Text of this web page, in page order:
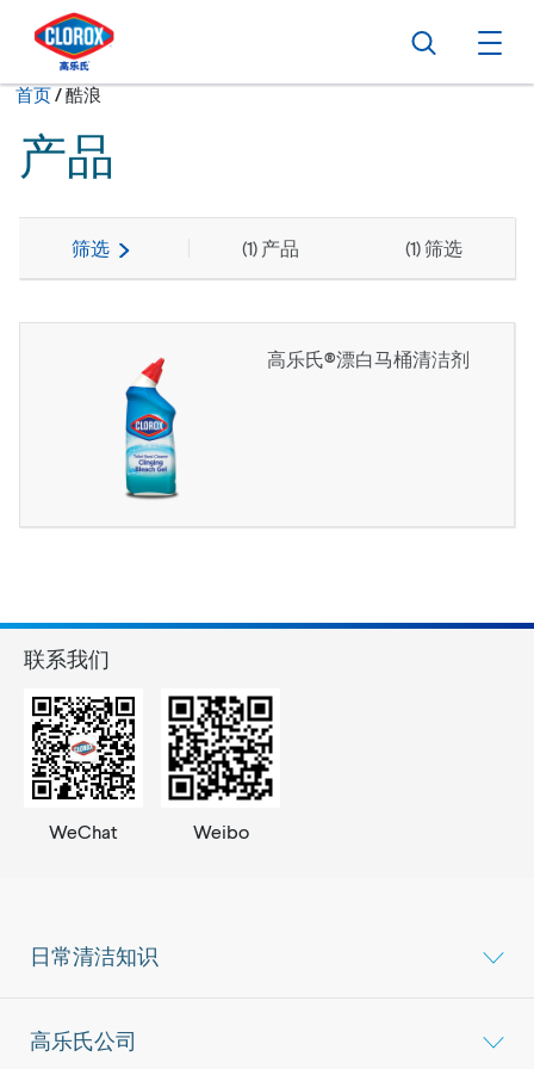
转到主导航栏
转到内容
转到页脚
搜索
首页/当前状态：
酷浪
产品
筛选 (1) 产品 (1) 筛选
高乐氏®漂白马桶清洁剂
日常清洁知识
高乐氏公司
联系我们
WeChat Weibo